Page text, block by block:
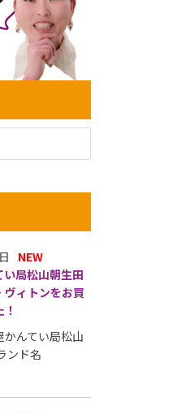
NEW
い局松山朝生田
ヴィトンをお買
んてい局松山
ンド名